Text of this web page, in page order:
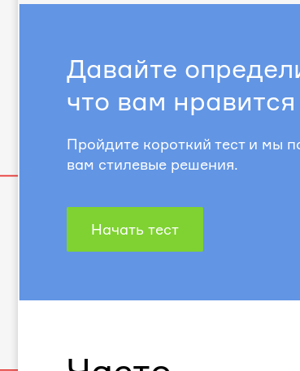
Давайте
что вам нравится
Пройдите короткий тест и мы
вам стилевые решения.
Начать тест